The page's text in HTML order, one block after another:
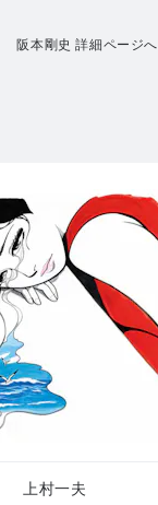
阪本剛史 詳細ページへ
上村一夫